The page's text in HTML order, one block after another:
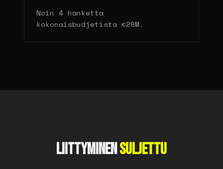
Noin 4 hanketta
kokonaisbudjetista €28M.
LIITTYMINENSULJETTU